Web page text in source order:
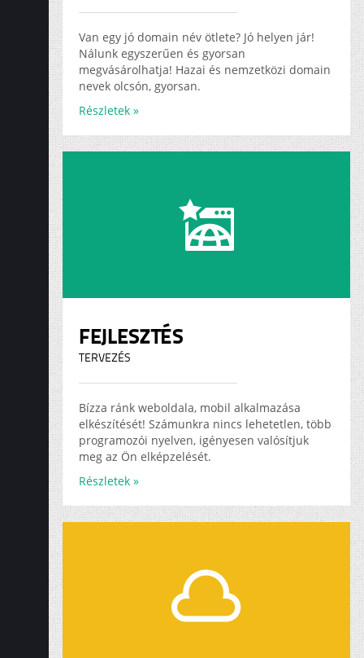
Van egy jó domain név ötlete? Jó helyen jár!
Nálunk egyszerűen és gyorsan
megvásárolhatja! Hazai és nemzetközi domain
nevek olcsón, gyorsan.
Részletek »
FEJLESZTÉS
TERVEZÉS
Bízza ránk weboldala, mobil alkalmazása
elkészítését! Számunkra nincs lehetetlen, több
programozói nyelven, igényesen valósítjuk
meg az Ön elképzelését.
Részletek »